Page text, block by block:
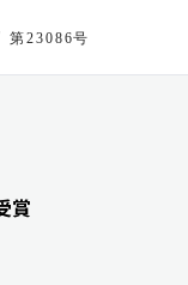
第23086号
賞